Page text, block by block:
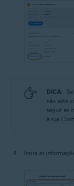
DICA:
não está
seguir as
à sua
Insira as